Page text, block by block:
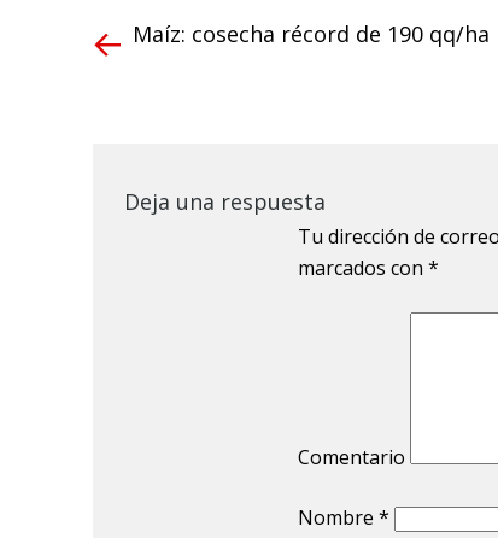
Maíz: cosecha récord de 190 qq/ha
Deja una respuesta
Tu dirección de
marcados con *
Comentario
Nombre *